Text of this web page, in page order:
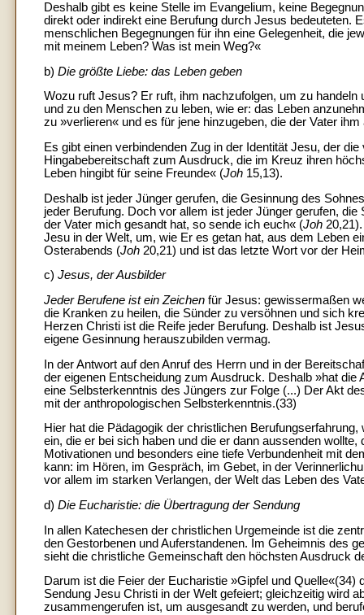
Deshalb gibt es keine Stelle im Evangelium, keine
direkt oder indirekt eine Berufung durch Jesus bedeuteten.
menschlichen Begegnungen für ihn eine Gelegenheit, die
mit meinem Leben? Was ist mein Weg?«
b) Die größte Liebe: das Leben geben
Wozu ruft Jesus? Er ruft, ihm nachzufolgen, um zu
und zu den Menschen zu leben, wie er: das Leben
zu »verlieren« und es für jene hinzugeben, die der Vater
Es gibt einen verbindenden Zug in der Identität Jesu, der
Hingabebereitschaft zum Ausdruck, die im Kreuz ihren
Leben hingibt für seine Freunde« (Joh 15,13).
Deshalb ist jeder Jünger gerufen, die Gesinnung des
jeder Berufung. Doch vor allem ist jeder Jünger gerufen,
der Vater mich gesandt hat, so sende ich euch« (Joh
Jesu in der Welt, um, wie Er es getan hat, aus dem Leben
Osterabends (Joh 20,21) und ist das letzte Wort vor der
c) Jesus, der Ausbilder
Jeder Berufene ist ein Zeichen für Jesus: gewissermaßen
die Kranken zu heilen, die Sünder zu versöhnen und sich
Herzen Christi ist die Reife jeder Berufung. Deshalb ist
eigene Gesinnung herauszubilden vermag.
In der Antwort auf den Anruf des Herrn und in der
der eigenen Entscheidung zum Ausdruck. Deshalb »hat
eine Selbsterkenntnis des Jüngers zur Folge (...) Der Akt
mit der anthropologischen Selbsterkenntnis.(33)
Hier hat die Pädagogik der christlichen
ein, die er bei sich haben und die er dann aussenden wollte,
Motivationen und besonders eine tiefe Verbundenheit mit
kann: im Hören, im Gespräch, im Gebet, in der
vor allem im starken Verlangen, der Welt das Leben des
d) Die Eucharistie: die Übertragung der Sendung
In allen Katechesen der christlichen Urgemeinde ist die
den Gestorbenen und Auferstandenen. Im Geheimnis des
sieht die christliche Gemeinschaft den höchsten Ausdruck
Darum ist die Feier der Eucharistie »Gipfel und
Sendung Jesu Christi in der Welt gefeiert; gleichzeitig wird
zusammengerufen ist, um ausgesandt zu werden, und